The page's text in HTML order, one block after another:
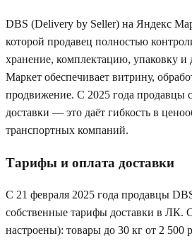
DBS (Delivery by Seller) на Яндекс
которой продавец полностью
хранение, комплектацию, упаковку и
Маркет обеспечивает витрину,
продвижение. С 2025 года продавцы
доставки — это даёт гибкость в
транспортных компаний.
Тарифы и оплата доставки
С 21 февраля 2025 года продавцы
собственные тарифы доставки в ЛК.
настроены): товары до 30 кг от 2 500